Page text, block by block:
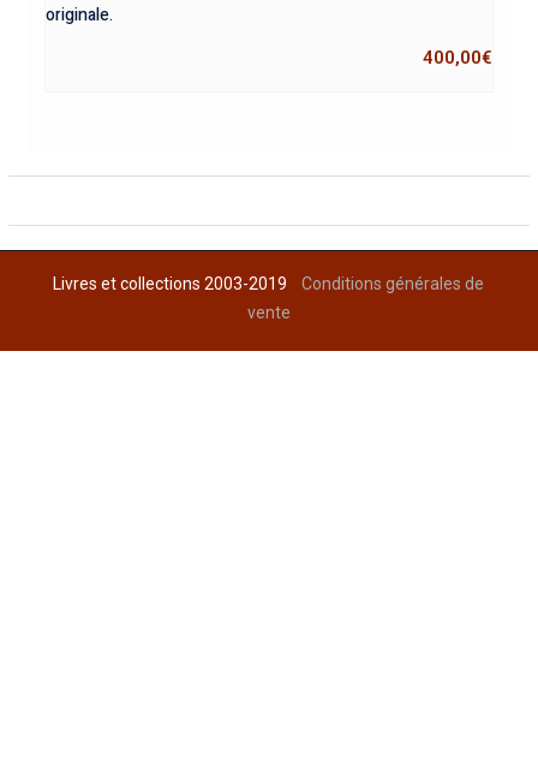
originale.
400,00€
Livres et collections 2003-2019Conditions générales de
vente